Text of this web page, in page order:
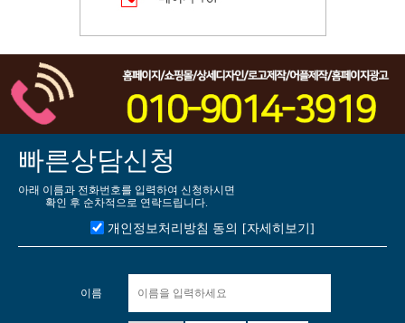
빠른상담신청
아래 이름과 전화번호를 입력하여 신청하시면
확인 후 순차적으로 연락드립니다.
개인정보처리방침 동의 [자세히보기]
이름